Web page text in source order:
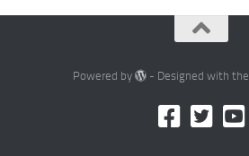
Powered by - Designed with the